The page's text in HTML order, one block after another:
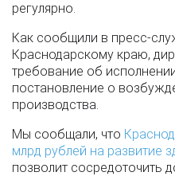
регулярно.
Как сообщили в пресс-
Краснодарскому краю,
требование об
постановление о
производства.
Мы сообщали, что
млрд рублей на развитие
позволит сосредоточить